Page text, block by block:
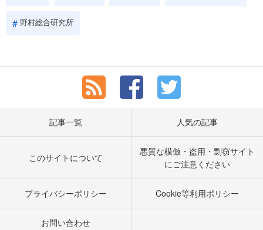
野村総合研究所
記事一覧 人気の記事
このサイトについて
悪質な模倣・盗用・剽窃サイト
にご注意ください
プライバシーポリシー Cookie等利用ポリシー
お問い合わせ